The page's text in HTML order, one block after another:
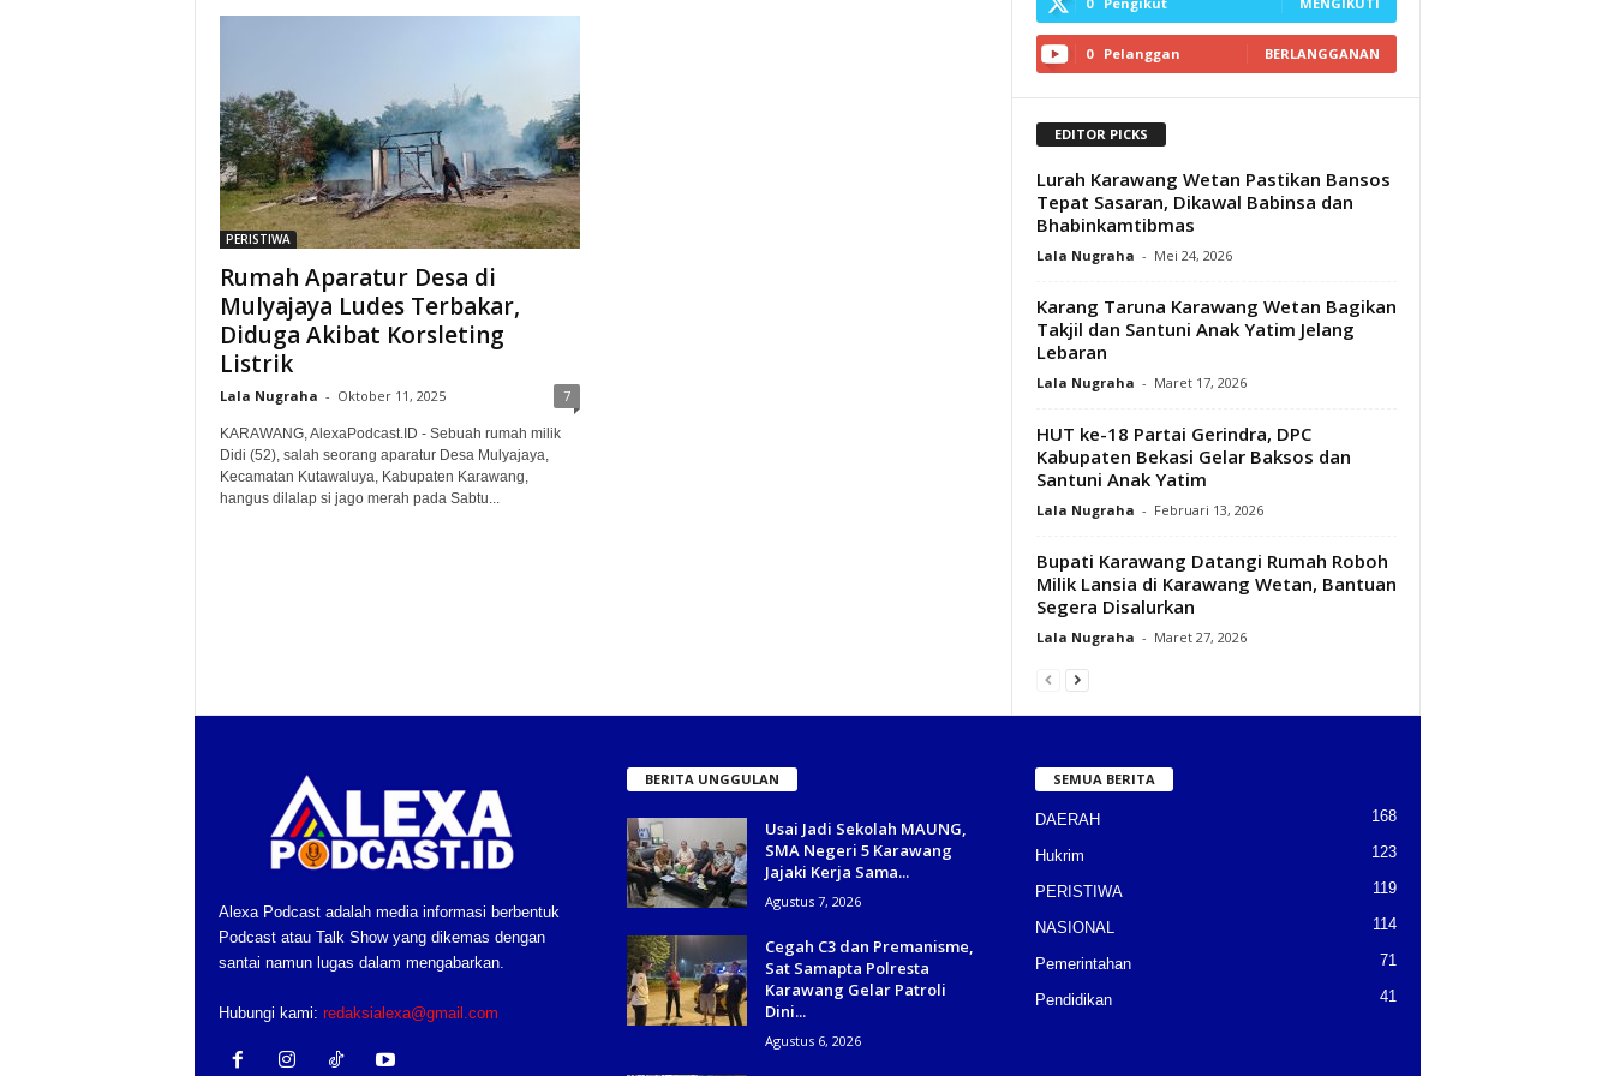
PERISTIWA
Rumah Aparatur Desa di
Mulyajaya Ludes Terbakar,
Diduga Akibat Korsleting
Listrik‎
Lala Nugraha - Oktober 11, 2025 7
KARAWANG, AlexaPodcast.ID - Sebuah rumah milik
Didi (52), salah seorang aparatur Desa Mulyajaya,
Kecamatan Kutawaluya, Kabupaten Karawang,
hangus dilalap si jago merah pada Sabtu...
0 Pelanggan BERLANGGANAN
EDITOR PICKS
Lurah Karawang Wetan Pastikan Bansos
Tepat Sasaran, Dikawal Babinsa dan
Bhabinkamtibmas
Lala Nugraha - Mei 24, 2026
Karang Taruna Karawang Wetan Bagikan
Takjil dan Santuni Anak Yatim Jelang
Lebaran
Lala Nugraha - Maret 17, 2026
HUT ke-18 Partai Gerindra, DPC
Kabupaten Bekasi Gelar Baksos dan
Santuni Anak Yatim‎
Lala Nugraha - Februari 13, 2026
Bupati Karawang Datangi Rumah Roboh
Milik Lansia di Karawang Wetan, Bantuan
Segera Disalurkan
Lala Nugraha - Maret 27, 2026
Alexa Podcast adalah media informasi berbentuk
Podcast atau Talk Show yang dikemas dengan
santai namun lugas dalam mengabarkan.
Hubungi kami: redaksialexa@gmail.com
BERITA UNGGULAN
Usai Jadi Sekolah MAUNG,
SMA Negeri 5 Karawang
Jajaki Kerja Sama...
Agustus 7, 2026
Cegah C3 dan Premanisme,
Sat Samapta Polresta
Karawang Gelar Patroli
Dini...
Agustus 6, 2026
SEMUA BERITA
DAERAH 168
Hukrim 123
PERISTIWA 119
NASIONAL 114
Pemerintahan 71
Pendidikan 41